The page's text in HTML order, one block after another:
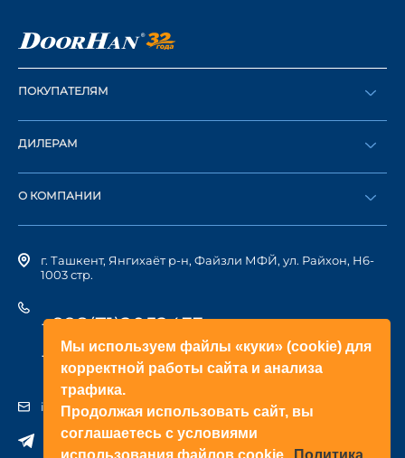
Мы используем файлы «куки» (cookie) для
корректной работы сайта и анализа
трафика.
Продолжая использовать сайт, вы
соглашаетесь с условиями
ПОКУПАТЕЛЯМ
Оформить заказ
Каталог
ДИЛЕРАМ
Стать дилером
О КОМПАНИИ
История компании
г. Ташкент, Янгихаёт р-н, Файзли МФЙ, ул. Райхон, Н6-
1003 стр.
+998(71)2052433
+998(71)2052422
info@doorhan.uz